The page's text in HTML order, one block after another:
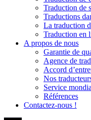
Traduction de
Traductions
La traduction
Traduction en
A propos de nous
Garantie de
Agence de
Accord
Nos
Service
Références
Contactez-nous !